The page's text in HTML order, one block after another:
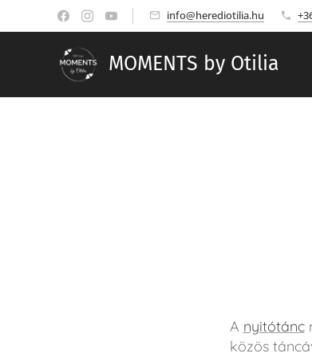
info@herediotilia.hu
MOMENTS by Otilia
A nyitótánc
közös